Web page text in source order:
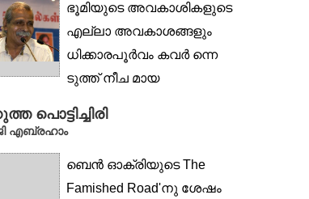
ഭൂമിയുടെ അവകാശികളുടെ
എല്ലാ അവകാശങ്ങളും
ധിക്കാരപൂർവം കവർ ന്നെ
ടുത്ത് നീച മായ
പൊട്ടിച്ചിരി
എബ്രഹാം
ബെൻ ഓക്രിയുടെ The
Famished Road'നു ശേഷം